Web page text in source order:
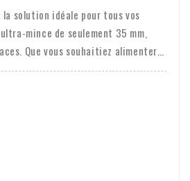
la solution idéale pour tous vos
mince de seulement 35 mm,
Que vous souhaitiez alimenter
des caissons lumineux, des
parfaite de puissance et